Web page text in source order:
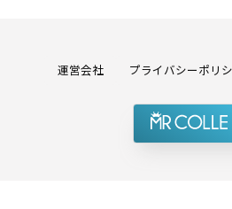
運営会社 プライバシーポリ